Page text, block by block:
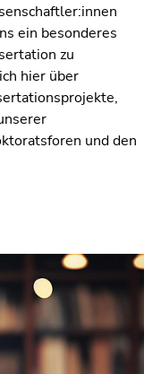
ein besonderes
zu
hier über
und den